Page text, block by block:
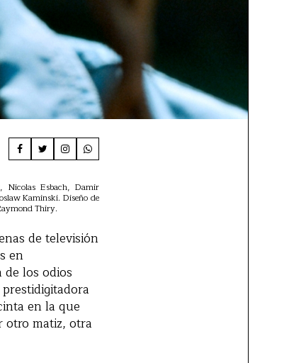
Nicolas Esbach, Damir
Kaminski. Diseño de
Thiry.
de televisión
en
los odios
en la que
otro matiz, otra